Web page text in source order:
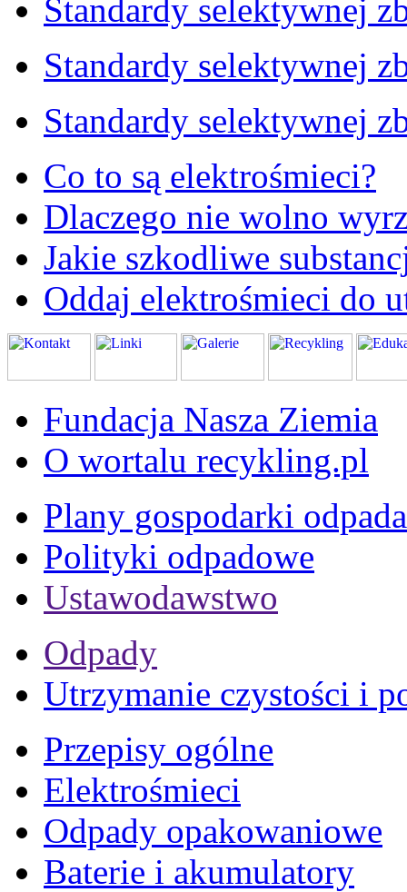
Standardy selektywnej
Standardy selektywnej
Standardy selektywnej
Co to są elektrośmieci?
Dlaczego nie wolno
Jakie szkodliwe
Oddaj elektrośmieci do
Fundacja Nasza Ziemia
O wortalu recykling.pl
Plany gospodarki
Polityki odpadowe
Ustawodawstwo
Odpady
Utrzymanie czystości i
Przepisy ogólne
Elektrośmieci
Odpady opakowaniowe
Baterie i akumulatory